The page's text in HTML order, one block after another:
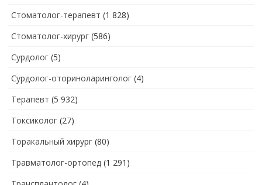
Стоматолог-терапевт (1 828)
Стоматолог-хирург (586)
Сурдолог (5)
Сурдолог-оториноларинголог (4)
Терапевт (5 932)
Токсиколог (27)
Торакальный хирург (80)
Травматолог-ортопед (1 291)